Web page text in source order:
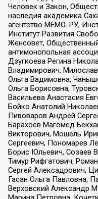
Человек и Закон,
наследия академика
агентство МЕМО. РУ,
Институт Развития
Женсовет,
антимонопольная
Дзугкоева Регина
Владимирович,
Ольга Вадимовна,
Ольга Борисовна,
Васильева Анастасия
Бойко Анатолий
Пивоваров Андрей
Барахоев Магомед
Викторович, Мошель
Сергеевич, Пономарев
Борис Юльевич, Созаев
Тимур Рифгатович,
Сергей Алексадрович,
Гасан Ольга Павловна,
Верховский Александр